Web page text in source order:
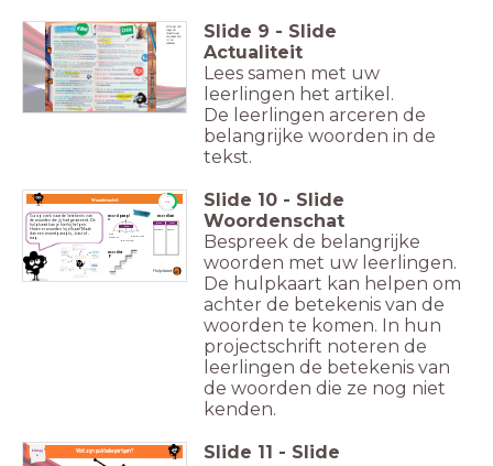
Klik op de
loep en
daarna op
de tekst om
in te
zoomen.
Slide 9 - Slide
Actualiteit
Lees samen met uw
leerlingen het artikel.
De leerlingen arceren de
belangrijke woorden in de
tekst.
Woordenschat
eten
het
ontbijt
Ga op zoek naar de betekenis van
de woorden die jij had gearceerd. De
hulpkaart kan je hierbij helpen.
Horen er woorden bij elkaar? Maak
dan een woordparaplu, -kast of -
trap.
5:00
groot klein
Hulpkaart
woordparapl
u
woordtra
p
woordkast
Slide 10 - Slide
Woordenschat
Bespreek de belangrijke
woorden met uw leerlingen.
De hulpkaart kan helpen om
achter de betekenis van de
woorden te komen. In hun
projectschrift noteren de
leerlingen de betekenis van
de woorden die ze nog niet
kenden.
Wat zijn politieke partijen?
Filmpj
e
Slide 11 - Slide